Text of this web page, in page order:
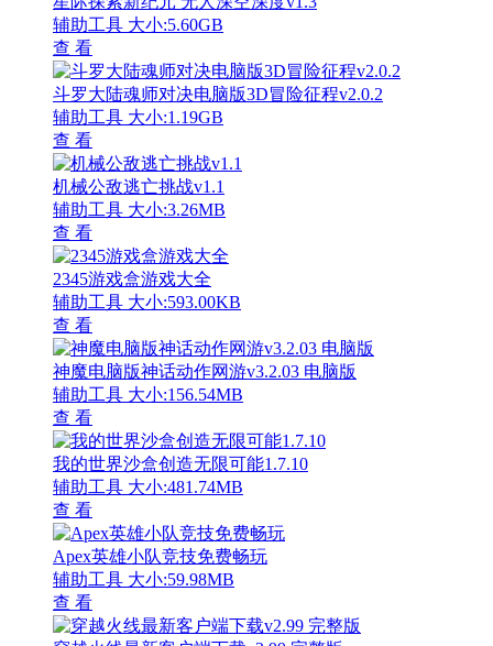
辅助工具 大小:5.60GB
查 看
斗罗大陆魂师对决电脑版3D冒险征程v2.0.2
辅助工具 大小:1.19GB
查 看
机械公敌逃亡挑战v1.1
辅助工具 大小:3.26MB
查 看
2345游戏盒游戏大全
辅助工具 大小:593.00KB
查 看
神魔电脑版神话动作网游v3.2.03 电脑版
辅助工具 大小:156.54MB
查 看
我的世界沙盒创造无限可能1.7.10
辅助工具 大小:481.74MB
查 看
Apex英雄小队竞技免费畅玩
辅助工具 大小:59.98MB
查 看